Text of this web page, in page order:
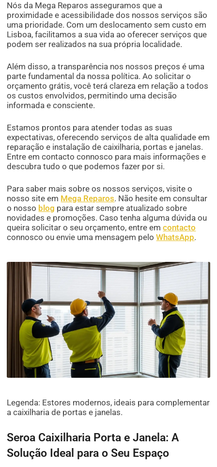
Nós da Mega Reparos asseguramos que a
proximidade e acessibilidade dos nossos serviços são
uma prioridade. Com um deslocamento sem custo em
Lisboa, facilitamos a sua vida ao oferecer serviços que
podem ser realizados na sua própria localidade.
Além disso, a transparência nos nossos preços é uma
parte fundamental da nossa política. Ao solicitar o
orçamento grátis, você terá clareza em relação a todos
os custos envolvidos, permitindo uma decisão
informada e consciente.
Estamos prontos para atender todas as suas
expectativas, oferecendo serviços de alta qualidade em
reparação e instalação de caixilharia, portas e janelas.
Entre em contacto connosco para mais informações e
descubra tudo o que podemos fazer por si.
Para saber mais sobre os nossos serviços, visite o
nosso site em Mega Reparos. Não hesite em consultar
o nosso blog para estar sempre atualizado sobre
novidades e promoções. Caso tenha alguma dúvida ou
queira solicitar o seu orçamento, entre emcontacto
connosco ou envie uma mensagem peloWhatsApp.
Legenda: Estores modernos, ideais para complementar
a caixilharia de portas e janelas.
Seroa Caixilharia Porta e Janela: A
Solução Ideal para o Seu Espaço